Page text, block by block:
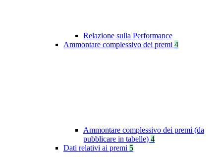
Relazione sulla Performance
Ammontare complessivo dei premi 4
Ammontare complessivo dei premi (da
pubblicare in tabelle) 4
Dati relativi ai premi 5